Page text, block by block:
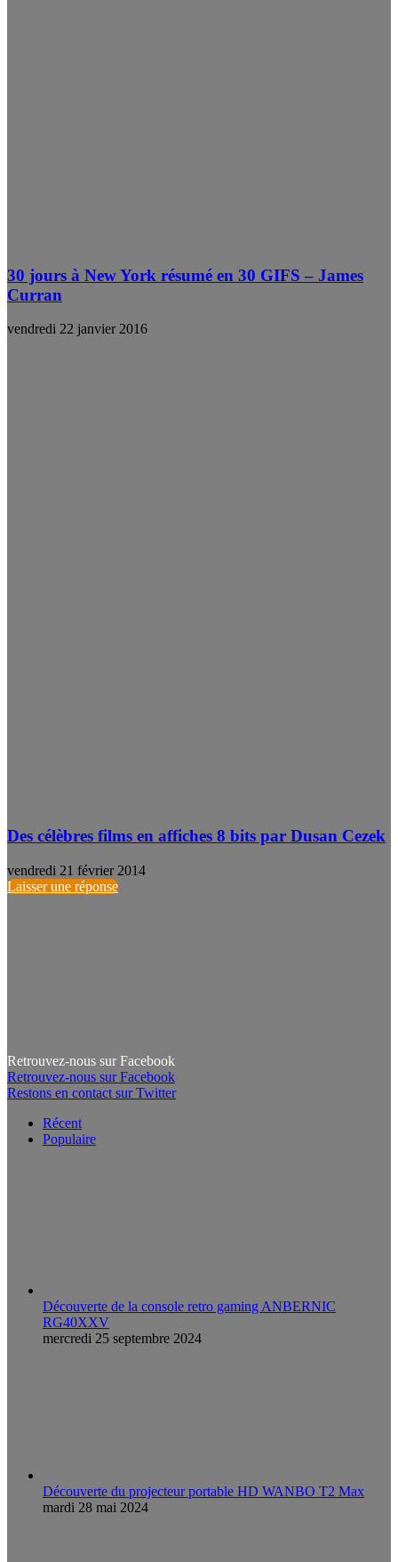
30 jours à New York résumé en 30 GIFS – James
Curran
vendredi 22 janvier 2016
Des célèbres films en affiches 8 bits par Dusan Cezek
vendredi 21 février 2014
Laisser une réponse
Retrouvez-nous sur Facebook
Retrouvez-nous sur Facebook
Restons en contact sur Twitter
Récent
Populaire
Découverte de la console retro gaming ANBERNIC
RG40XXV
mercredi 25 septembre 2024
Découverte du projecteur portable HD WANBO T2 Max
mardi 28 mai 2024